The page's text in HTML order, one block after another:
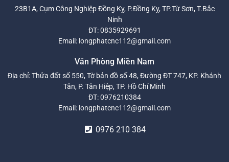
23B1A, Cụm Công Nghiệp Đồng Kỵ, P.Đồng Kỵ, TP.Từ Sơn, T.Bắc
Ninh
ĐT:0835929691
Email: longphatcnc112@gmail.com
Văn Phòng Miền Nam
Địa chỉ: Thửa đất số 550, Tờ bản đồ số 48, Đường ĐT 747, KP. Khánh
Tân, P. Tân Hiệp, TP. Hồ Chí Minh
ĐT:0976210384
Email: longphatcnc112@gmail.com
0976 210 384